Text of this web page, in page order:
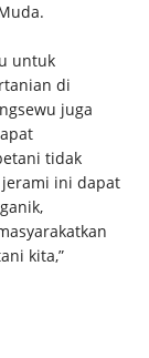
untuk
di
juga
tidak
ini dapat
kita,”